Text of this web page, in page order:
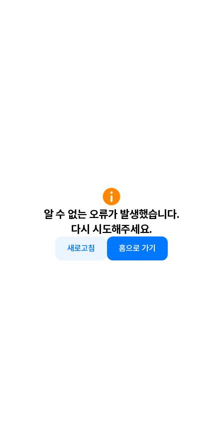
알 수 없는 오류가 발생했습니다.
다시 시도해주세요.
새로고침 홈으로 가기